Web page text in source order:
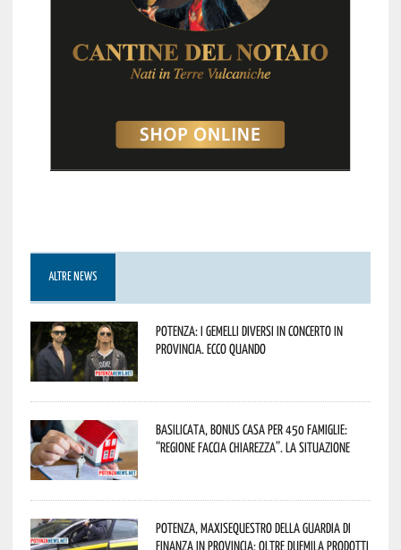
ALTRE NEWS
Potenza: i Gemelli DiVersi in concerto in
provincia. Ecco quando
Basilicata, Bonus casa per 450 famiglie:
“Regione faccia chiarezza”. La situazione
Potenza, maxisequestro della Guardia di
Finanza in provincia: oltre duemila prodotti